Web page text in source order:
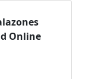
Online